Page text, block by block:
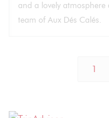
and a lovely atmosphere
team of Aux Dés Calés.
1